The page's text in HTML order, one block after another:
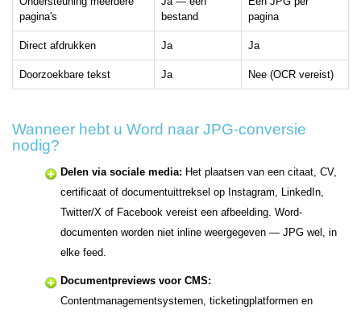
pagina's
bestand
pagina
Direct afdrukken Ja Ja
Doorzoekbare tekst Ja Nee (OCR vereist)
Wanneer hebt u Word naar JPG-conversie
nodig?
Delen via sociale media: Het plaatsen van een citaat, CV,
certificaat of documentuittreksel op Instagram, LinkedIn,
Twitter/X of Facebook vereist een afbeelding. Word-
documenten worden niet inline weergegeven — JPG wel, in
elke feed.
Documentpreviews voor CMS:
Contentmanagementsystemen, ticketingplatformen en